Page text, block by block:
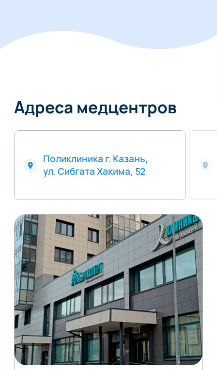
Адреса медцентров
Поликлиника г. Казань,
ул. Сибгата Хакима, 52